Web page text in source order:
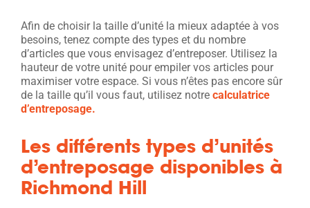
Afin de choisir la taille d’unité la mieux adaptée à vos
besoins, tenez compte des types et du nombre
d’articles que vous envisagez d’entreposer. Utilisez la
hauteur de votre unité pour empiler vos articles pour
maximiser votre espace. Si vous n’êtes pas encore sûr
de la taille qu’il vous faut, utilisez notre calculatrice
d’entreposage.
Les différents types d’unités
d’entreposage disponibles à
Richmond Hill